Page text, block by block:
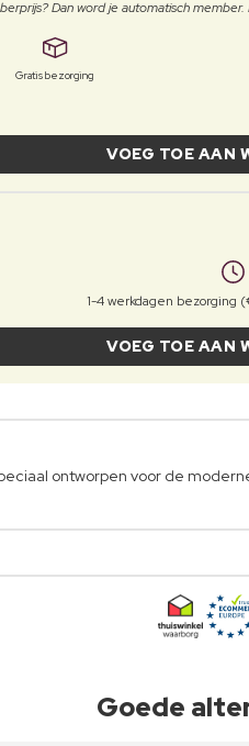
Dan word je automatisch
Gratis bezorging
VOEG TOE AAN
1-4 werkdagen bezorging
VOEG TOE AAN
ontworpen voor de
Goede